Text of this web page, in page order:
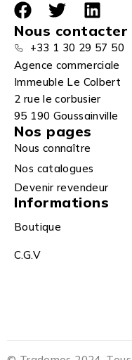
Nous contacter
+33 1 30 29 57 50
Agence commerciale
Immeuble Le Colbert
2 rue le corbusier
95 190 Goussainville
Nos pages
Nous connaître
Nos catalogues
Devenir revendeur
Informations
Boutique
C.G.V